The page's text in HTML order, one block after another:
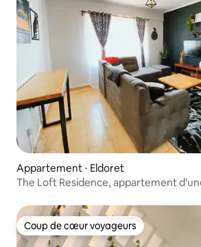
Appartement ⋅ Eldoret
The Loft Residence, appartement
Coup de cœur voyageurs
Coup de cœur voyageurs